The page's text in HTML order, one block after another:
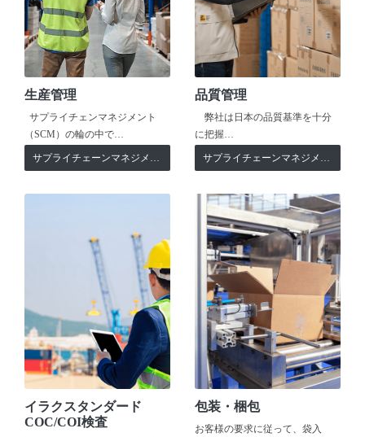
生産管理
サプライチェンマネジメント
（SCM）の輪の中で…
サプライチェーンマネジメント
品質管理
弊社は日本の品質基準を十分
に把握…
サプライチェーンマネジメント
イラクスタンダード
COC/COI検査
包装・梱包
お客様の要求に従って、袋入